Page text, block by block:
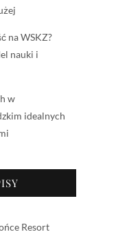
na WSKZ?
nauki i
w
idealnych
Resort